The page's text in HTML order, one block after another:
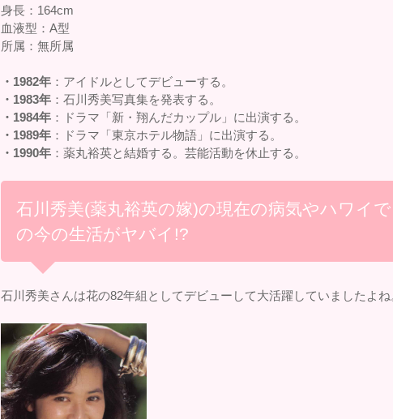
身長：164cm
血液型：A型
所属：無所属
・1982年 ：アイドルとしてデビューする。
・1983年 ：石川秀美写真集を発表する。
・1984年 ：ドラマ「新・翔んだカップル」に出演する。
・1989年 ：ドラマ「東京ホテル物語」に出演する。
・1990年 ：薬丸裕英と結婚する。芸能活動を休止する。
石川秀美(薬丸裕英の嫁)の現在の病気やハワイで
の今の生活がヤバイ!?
石川秀美さんは花の82年組としてデビューして大活躍していましたよね